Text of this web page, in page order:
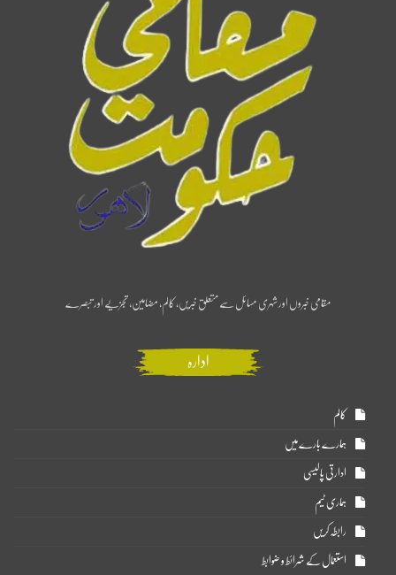
مقامی خبروں اور شہری مسائل سے متعلق خبریں، کالم، مضامین، تجزیے اور تبصرے
ادارہ
کالم
ہمارے بارے میں
ادارتی پالیسی
ہماری ٹیم
رابطہ کریں
استعمال کے شرائط و ضوابط